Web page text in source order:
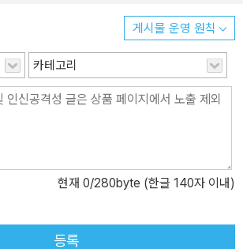
루었다. 베버는 현대 사회의 여러 영역에서
구를 할 당시보다 관료제화가 더욱 고도화된
때, 베버의 관료제론은 지금도 여전히 새롭게
이 틀림없다.
게시물 운영 원칙
카테고리
현재 0/280byte (한글 140자 이내)
등록